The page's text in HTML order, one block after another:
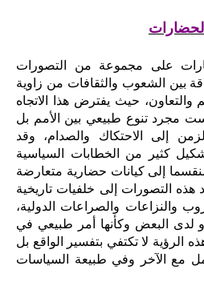
على مجموعة من التصورات
بين الشعوب والثقافات من زاوية
والتعاون، حيث يفترض هذا الاتجاه
مجرد تنوع طبيعي بين الأمم بل
إلى الاحتكاك والصدام، وقد
كثير من الخطابات السياسية
إلى كيانات حضارية متعارضة
هذه التصورات إلى خلفيات تاريخية
والنزاعات والصراعات الدولية،
لدى البعض وكأنها أمر طبيعي في
الرؤية لا تكتفي بتفسير الواقع بل
مع الآخر وفي طبيعة السياسات